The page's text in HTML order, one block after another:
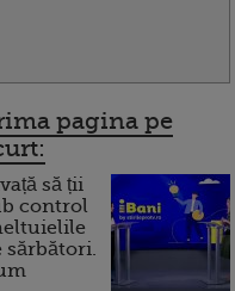
pagina pe
să ții
control
sărbători.